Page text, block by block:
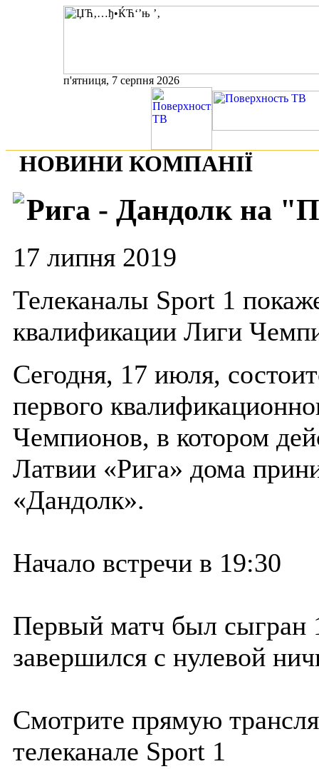
п'ятниця, 7 серпня 2026
НОВИНИ КОМПАНІЇ
Рига - Дандолк на
17 липня 2019
Телеканалы Sport 1
квалификации Лиги
Сегодня, 17 июля,
первого
Чемпионов, в котором
Латвии «Рига» дома
«Дандолк».
Начало встречи в 19:30
Первый матч был сыгран
завершился с нулевой
Смотрите прямую
телеканале Sport 1